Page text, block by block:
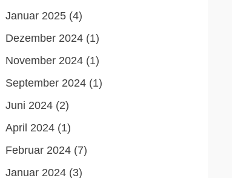
Januar 2025(4)
Dezember 2024(1)
November 2024(1)
September 2024(1)
Juni 2024(2)
April 2024(1)
Februar 2024(7)
Januar 2024(3)